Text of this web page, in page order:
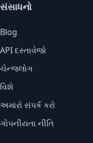
સંસાધનો
Blog
API દસ્તાવેજો
ચેન્જલોગ
વિશે
અમારો સંપર્ક કરો
ગોપનીયતા નીતિ